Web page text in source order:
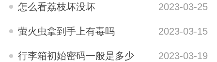
怎么看荔枝坏没坏 2023-03-25
萤火虫拿到手上有毒吗 2023-03-15
行李箱初始密码一般是多少 2023-03-19